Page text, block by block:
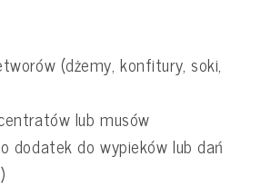
(dżemy, konfitury, soki,
lub musów
dodatek do wypieków lub dań